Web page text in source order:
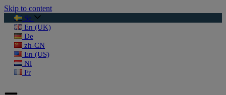
Skip to content
Se
En (UK)
De
zh-CN
En (US)
Nl
Fr